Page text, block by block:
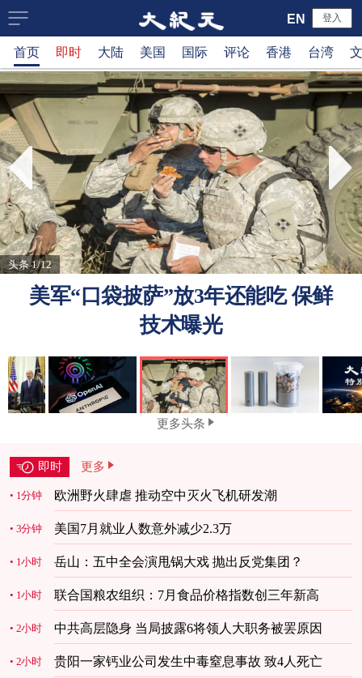
大
纪
元
新
闻
网
登入
EN
首页 即时 大陆 美国 国际 评论 香港 台湾
头条 1/12
美军“口袋披萨”放3年还能吃 保鲜
技术曝光
更多头条
即时 更多
1分钟 欧洲野火肆虐 推动空中灭火飞机研发潮
3分钟 美国7月就业人数意外减少2.3万
1小时 岳山：五中全会演甩锅大戏 抛出反党集团？
1小时 联合国粮农组织：7月食品价格指数创三年新高
2小时 中共高层隐身 当局披露6将领人大职务被罢原因
2小时 贵阳一家钙业公司发生中毒窒息事故 致4人死亡